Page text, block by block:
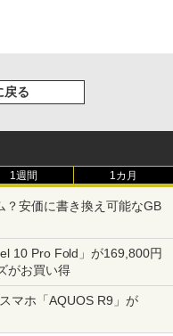
戻る
1週間 1カ月
？安価に書き換え可能なGB
10 Pro Fold」が169,800円
がお買い得
マホ「AQUOS R9」が